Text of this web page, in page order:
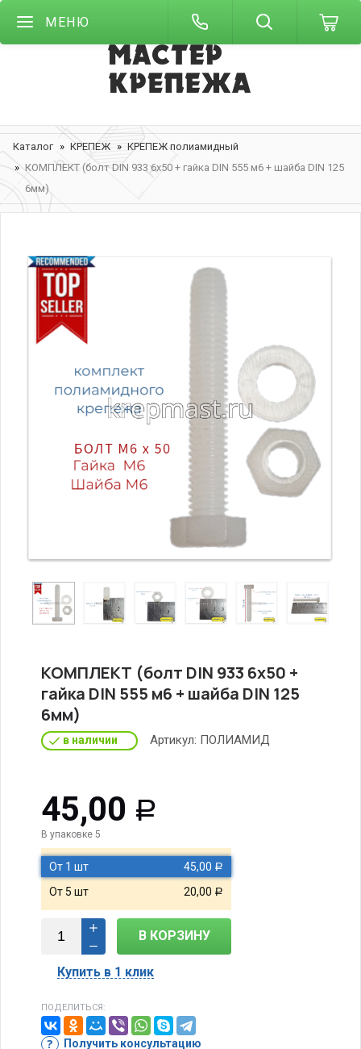
МЕНЮ
Каталог КРЕПЕЖ
КРЕПЕЖ полиамидный
КОМПЛЕКТ (болт DIN 933 6х50 + гайка DIN 555 м6 + шайба DIN 125
6мм)
КОМПЛЕКТ (болт DIN 933 6х50 +
гайка DIN 555 м6 + шайба DIN 125
6мм)
в наличии Артикул: ПОЛИАМИД
45,00 Р
В упаковке 5
От 1 шт 45,00 Р
От 5 шт 20,00 Р
В КОРЗИНУ
Купить в 1 клик
ПОДЕЛИТЬСЯ:
Получить консультацию